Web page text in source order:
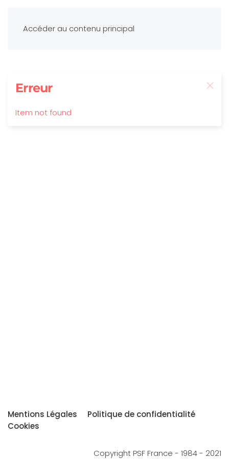
Accéder au contenu principal
Erreur
Item not found
Mentions Légales
Politique de confidentialité
Cookies
Copyright PSF France - 1984 - 2021